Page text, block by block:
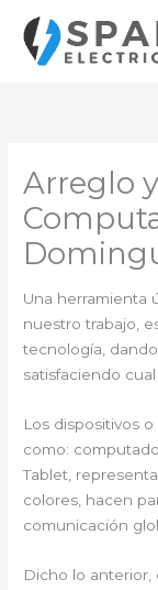
contenido
Arreglo
Una herramienta
nuestro trabajo,
tecnología,
satisfaciendo
Los dispositivos
como:
Tablet,
colores, hacen
comunicación
Dicho lo